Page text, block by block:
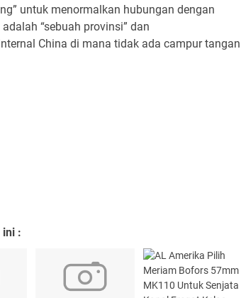
untuk menormalkan hubungan dengan
“sebuah provinsi” dan
China di mana tidak ada campur tangan
ini :